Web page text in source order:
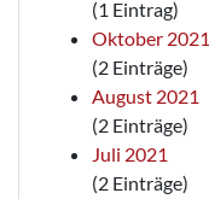
(1 Eintrag)
Oktober 2021
(2 Einträge)
August 2021
(2 Einträge)
Juli 2021
(2 Einträge)